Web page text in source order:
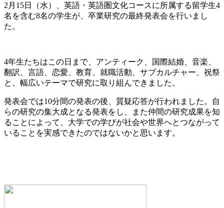
2月15日（水）、英語・英語圏文化コースに所属する留学生4
名を含む8名の学生が、卒業研究の最終発表会を行いまし
た。
4年生たちはこの日まで、アンティーク、国際結婚、音楽、
翻訳、言語、恋愛、教育、就職活動、サブカルチャー、祝祭
と、幅広いテーマで研究に取り組んできました。
発表会では10分間の発表の後、質疑応答が行われました。自
らの研究の集大成となる発表をし、また仲間の研究成果を知
ることによって、大学での学びが社会や世界へとつながって
いることを実感できたのではないかと思います。